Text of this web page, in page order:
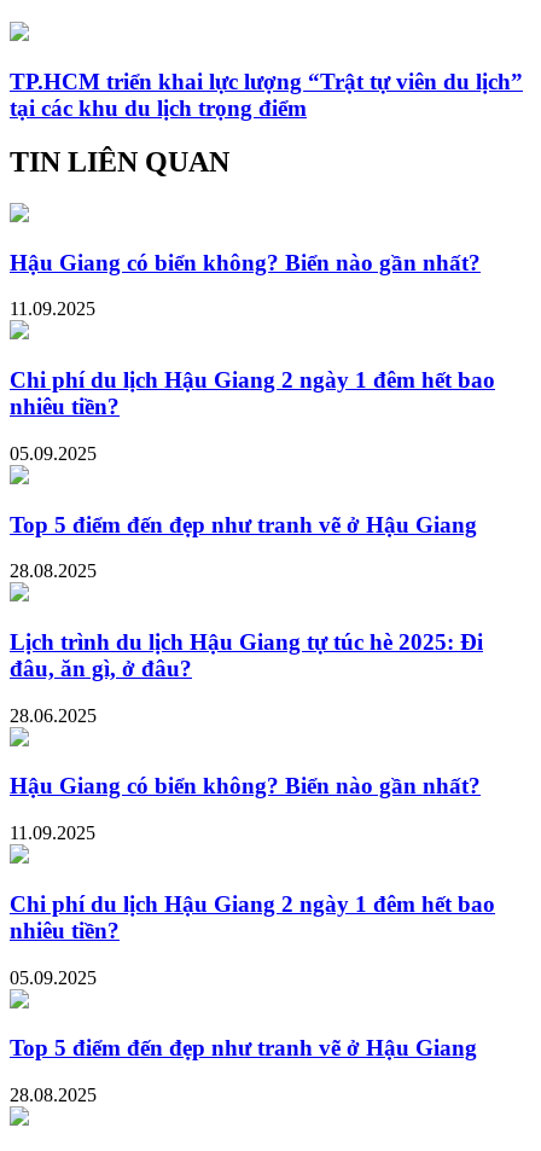
TP.HCM triển khai lực lượng “Trật tự viên du lịch”
tại các khu du lịch trọng điểm
TIN LIÊN QUAN
Hậu Giang có biển không? Biển nào gần nhất?
11.09.2025
Chi phí du lịch Hậu Giang 2 ngày 1 đêm hết bao
nhiêu tiền?
05.09.2025
Top 5 điểm đến đẹp như tranh vẽ ở Hậu Giang
28.08.2025
Lịch trình du lịch Hậu Giang tự túc hè 2025: Đi
đâu, ăn gì, ở đâu?
28.06.2025
Hậu Giang có biển không? Biển nào gần nhất?
11.09.2025
Chi phí du lịch Hậu Giang 2 ngày 1 đêm hết bao
nhiêu tiền?
05.09.2025
Top 5 điểm đến đẹp như tranh vẽ ở Hậu Giang
28.08.2025